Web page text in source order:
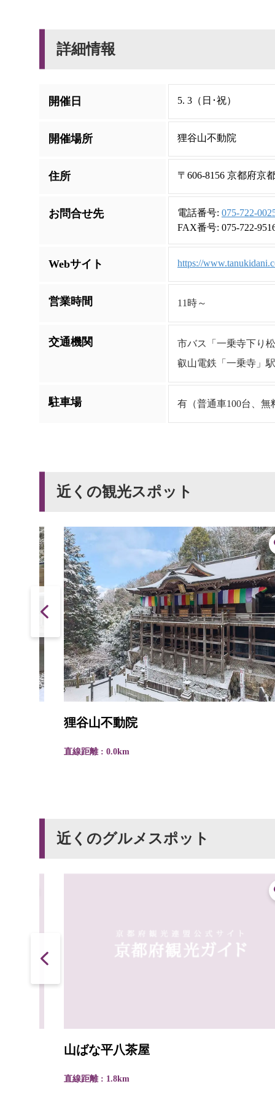
詳細情報
開催日 5. 3（日･祝）
開催場所 狸谷山不動院
住所 〒606-8156 京都府京
お問合せ先 電話番号: 075-722-
FAX番号: 075-722-
Webサイト https://
営業時間 11時～
交通機関
市バス「一乗寺下り
叡山電鉄「一乗寺」
駐車場 有（普通車100台、無
近くの観光スポット
狸谷山不動院
直線距離 : 0.0km
近くのグルメスポット
山ばな平八茶屋
直線距離 : 1.8km